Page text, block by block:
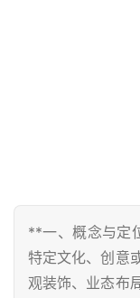
**一、概念与定
特定文化、创意
观装饰、业态布